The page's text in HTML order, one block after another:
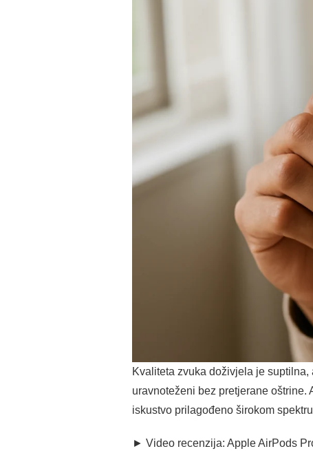
Kvaliteta zvuka doživjela je
uravnoteženi bez pretjerane
iskustvo prilagođeno širokom
► Video recenzija: Apple AirPods